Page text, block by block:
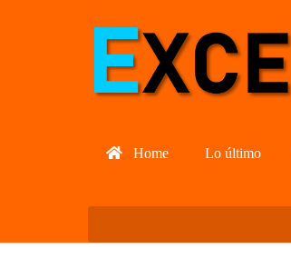
Home Lo último